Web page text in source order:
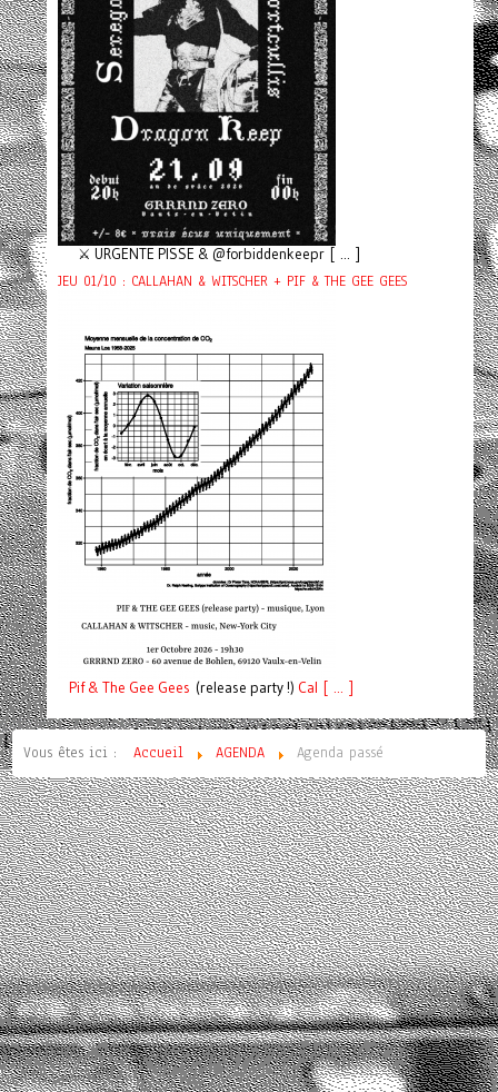
⚔️ URGENTE PISSE & @forbiddenkeepr [ ... ]
JEU 01/10 : CALLAHAN & WITSCHER + PIF & THE GEE GEES
Pif& The Gee Gees (release party !) Cal [ ... ]
Vous êtes ici : Accueil AGENDA Agenda passé